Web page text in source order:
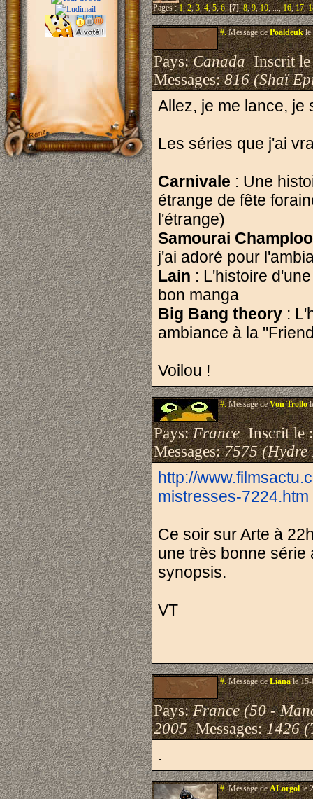
Pages :1,2,3,4,5,6,[7],8,9,10, ...,16,17,
#.Message dePoaldeukle
Pays:CanadaInscrit
Messages:816 (Shaï
Allez, je me lance, je
Les séries que j'ai
Carnivale : Une
étrange de fête
l'étrange)
Samourai Champloo
j'ai adoré pour
Lain : L'histoire
bon manga
Big Bang theory :
ambiance à la
Voilou !
#.Message deVon Trollo
Pays:FranceInscrit le
Messages:7575 (Hydre
http://
mistresses-7224.htm
Ce soir sur Arte à
une très bonne série
synopsis.
VT
#.Message deLianale 15-
Pays:France (50 -
2005Messages:1426
.
#.Message deALorgolle